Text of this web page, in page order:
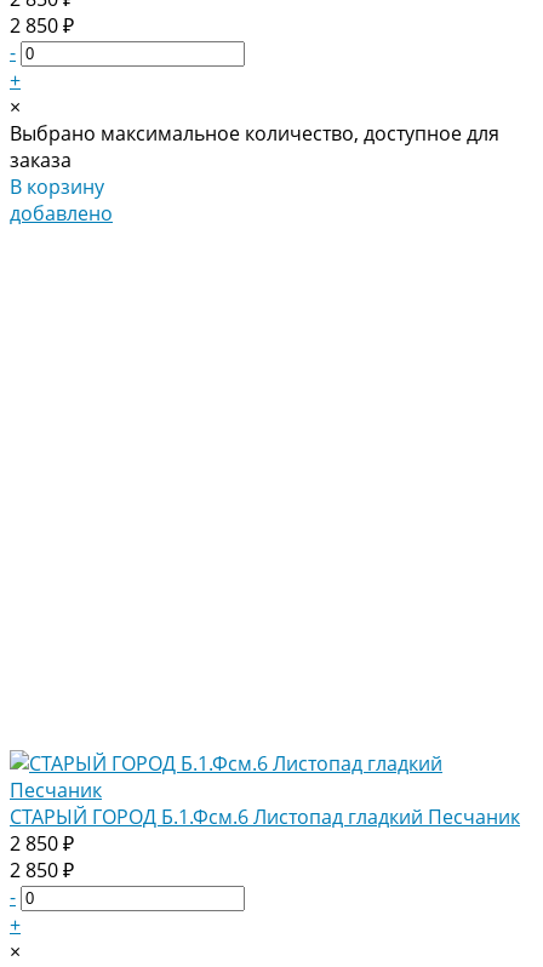
2 850 ₽
-
+
×
Выбрано максимальное количество, доступное для
заказа
В корзину
добавлено
СТАРЫЙ ГОРОД Б.1.Фсм.6 Листопад гладкий Песчаник
2 850 ₽
2 850 ₽
-
+
×